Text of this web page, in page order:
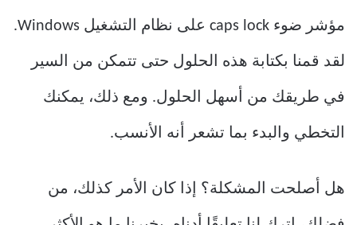
مؤشر ضوء caps lock على نظام التشغيل Windows.
لقد قمنا بكتابة هذه الحلول حتى تتمكن من السير
في طريقك من أسهل الحلول. ومع ذلك، يمكنك
التخطي والبدء بما تشعر أنه الأنسب.
هل أصلحت المشكلة؟ إذا كان الأمر كذلك، من